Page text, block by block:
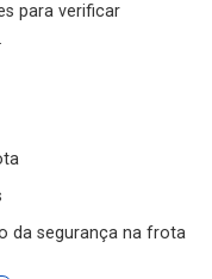
para verificar
da segurança na frota